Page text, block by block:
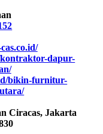
dapur-
bikin-furnitur-
Ciracas, Jakarta